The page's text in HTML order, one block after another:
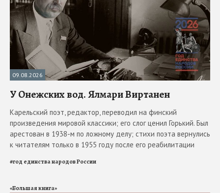
09.08.2026
У Онежских вод. Ялмари Виртанен
Карельский поэт, редактор, переводил на финский
произведения мировой классики; его слог ценил Горький. Был
арестован в 1938-м по ложному делу; стихи поэта вернулись
к читателям только в 1955 году после его реабилитации
#год единства народов России
«Большая книга»